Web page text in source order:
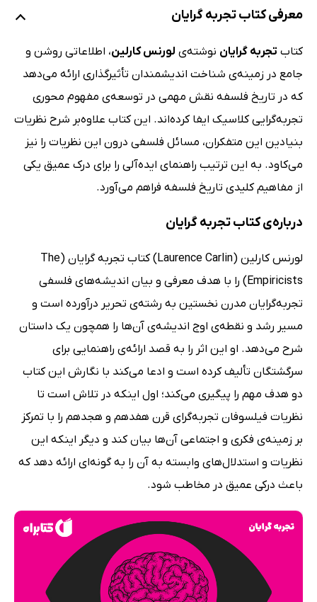
معرفی کتاب تجربه گرایان
کتاب تجربه گرایان نوشته‌ی لورنس کارلین، اطلاعاتی روشن و
جامع در زمینه‌ی شناخت اندیشمندان تأثیرگذاری ارائه می‌دهد
که در تاریخ فلسفه نقش مهمی در توسعه‌ی مفهوم محوری
تجربه‌گرایی کلاسیک ایفا کرده‌اند. این کتاب علاوه‌بر شرح نظریات
بنیادین این متفکران، مسائل فلسفی درون این نظریات را نیز
می‌کاود. به این ترتیب راهنمای ایده‌آلی را برای درک عمیق یکی
از مفاهیم کلیدی تاریخ فلسفه فراهم می‌آورد.
درباره‌ی کتاب تجربه گرایان
لورنس کارلین (Laurence Carlin) کتاب تجربه گرایان (The
Empiricists) را با هدف معرفی و بیان اندیشه‌های فلسفی
تجربه‌گرایان مدرن نخستین به رشته‌ی تحریر درآورده است و
مسیر رشد و نقطه‌ی اوج اندیشه‌ی آن‌ها را همچون یک داستان
شرح می‌دهد. او این اثر را به قصد ارائه‌ی راهنمایی برای
سرگشتگان تألیف کرده است و ادعا می‌کند با نگارش این کتاب
دو هدف مهم را پیگیری می‌کند؛ اول اینکه در تلاش است تا
نظریات فیلسوفان تجربه‌گرای قرن هفدهم و هجدهم را با تمرکز
بر زمینه‌ی فکری و اجتماعی آن‌ها بیان کند و دیگر اینکه این
نظریات و استدلال‌های وابسته به آن را به گونه‌ای ارائه دهد که
باعث درکی عمیق در مخاطب شود.